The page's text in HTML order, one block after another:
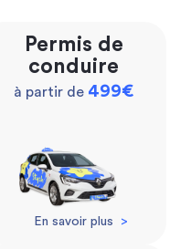
Permis de
conduire
à partir de 499€
En savoir plus >